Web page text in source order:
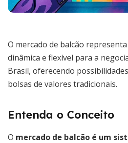
O mercado de balcão
dinâmica e flexível para a
Brasil, oferecendo
bolsas de valores tradicionais.
Entenda o Conceito
O mercado de balcão é um